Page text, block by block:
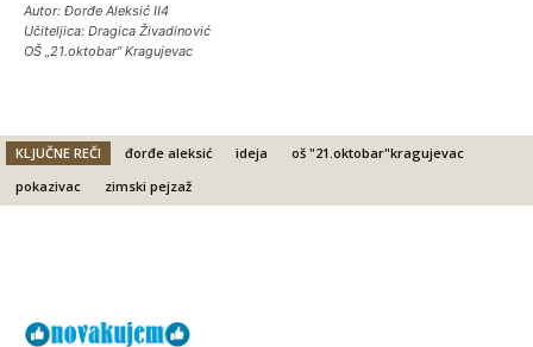
Autor: Đorđe Aleksić II4
Učiteljica: Dragica Živadinović
OŠ „21.oktobar“ Kragujevac
KLJUČNE REČI đorđe aleksić ideja
oš "21.oktobar"kragujevac
pokazivac
zimski pejzaž